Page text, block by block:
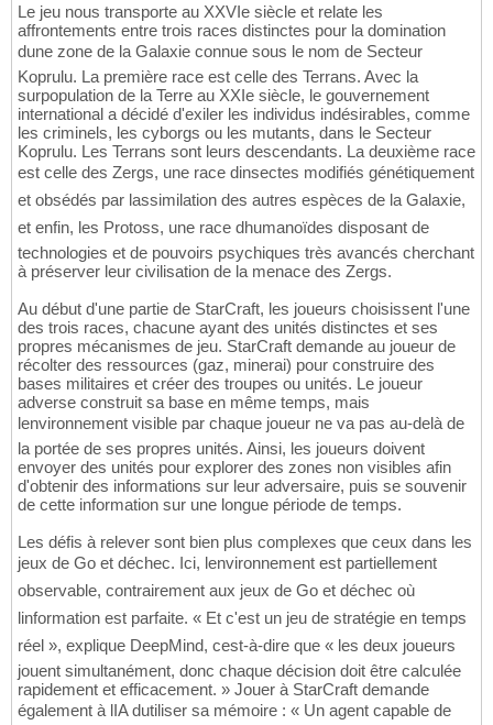
Le jeu nous transporte au XXVIe siècle et relate les
affrontements entre trois races distinctes pour la domination
dune zone de la Galaxie connue sous le nom de Secteur
Koprulu. La première race est celle des Terrans. Avec la
surpopulation de la Terre au XXIe siècle, le gouvernement
international a décidé d'exiler les individus indésirables, comme
les criminels, les cyborgs ou les mutants, dans le Secteur
Koprulu. Les Terrans sont leurs descendants. La deuxième race
est celle des Zergs, une race dinsectes modifiés génétiquement
et obsédés par lassimilation des autres espèces de la Galaxie,
et enfin, les Protoss, une race dhumanoïdes disposant de
technologies et de pouvoirs psychiques très avancés cherchant
à préserver leur civilisation de la menace des Zergs.
Au début d'une partie de StarCraft, les joueurs choisissent l'une
des trois races, chacune ayant des unités distinctes et ses
propres mécanismes de jeu. StarCraft demande au joueur de
récolter des ressources (gaz, minerai) pour construire des
bases militaires et créer des troupes ou unités. Le joueur
adverse construit sa base en même temps, mais
lenvironnement visible par chaque joueur ne va pas au-delà de
la portée de ses propres unités. Ainsi, les joueurs doivent
envoyer des unités pour explorer des zones non visibles afin
d'obtenir des informations sur leur adversaire, puis se souvenir
de cette information sur une longue période de temps.
Les défis à relever sont bien plus complexes que ceux dans les
jeux de Go et déchec. Ici, lenvironnement est partiellement
observable, contrairement aux jeux de Go et déchec où
linformation est parfaite. « Et c'est un jeu de stratégie en temps
réel », explique DeepMind, cest-à-dire que « les deux joueurs
jouent simultanément, donc chaque décision doit être calculée
rapidement et efficacement. » Jouer à StarCraft demande
également à lIA dutiliser sa mémoire : « Un agent capable de